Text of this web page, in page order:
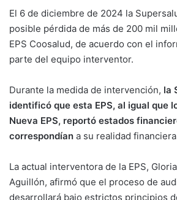
El 6 de diciembre de 2024 la
posible pérdida de más de 200 mil
EPS Coosalud, de acuerdo con el
parte del equipo interventor.
Durante la medida de intervención, la
identificó que esta EPS, al igual que
Nueva EPS, reportó estados
correspondían a su realidad
La actual interventora de la EPS,
Aguillón, afirmó que el proceso de
desarrollará bajo estrictos principios